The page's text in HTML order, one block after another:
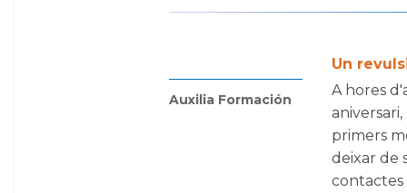
Un
Auxilia Formación
A hores
primers
deixar de
contactes